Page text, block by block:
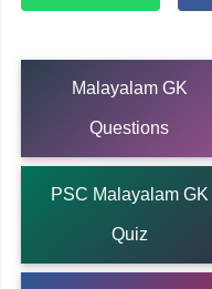
Malayalam GK
Questions
PSC Malayalam GK
Quiz